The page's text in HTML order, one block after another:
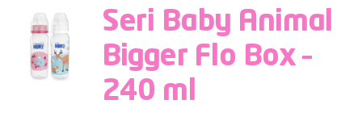
Seri Baby Animal
Bigger Flo Box –
240 ml